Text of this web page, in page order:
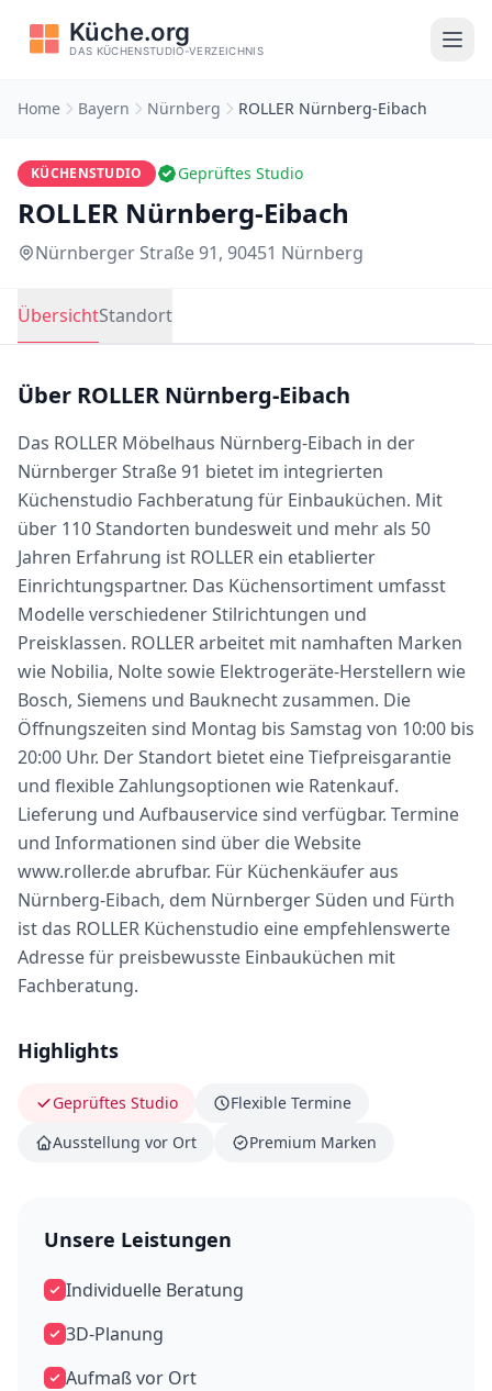
Home Bayern Nürnberg ROLLER Nürnberg-Eibach
KÜCHENSTUDIO Geprüftes Studio
ROLLER Nürnberg-Eibach
Nürnberger Straße 91, 90451 Nürnberg
ÜbersichtStandort
Über ROLLER Nürnberg-Eibach
Das ROLLER Möbelhaus Nürnberg-Eibach in der
Nürnberger Straße 91 bietet im integrierten
Küchenstudio Fachberatung für Einbauküchen. Mit
über 110 Standorten bundesweit und mehr als 50
Jahren Erfahrung ist ROLLER ein etablierter
Einrichtungspartner. Das Küchensortiment umfasst
Modelle verschiedener Stilrichtungen und
Preisklassen. ROLLER arbeitet mit namhaften Marken
wie Nobilia, Nolte sowie Elektrogeräte-Herstellern wie
Bosch, Siemens und Bauknecht zusammen. Die
Öffnungszeiten sind Montag bis Samstag von 10:00 bis
20:00 Uhr. Der Standort bietet eine Tiefpreisgarantie
und flexible Zahlungsoptionen wie Ratenkauf.
Lieferung und Aufbauservice sind verfügbar. Termine
und Informationen sind über die Website
www.roller.de abrufbar. Für Küchenkäufer aus
Nürnberg-Eibach, dem Nürnberger Süden und Fürth
ist das ROLLER Küchenstudio eine empfehlenswerte
Adresse für preisbewusste Einbauküchen mit
Fachberatung.
Highlights
Geprüftes Studio
Flexible Termine
Ausstellung vor Ort
Premium Marken
Unsere Leistungen
Individuelle Beratung
3D-Planung
Aufmaß vor Ort